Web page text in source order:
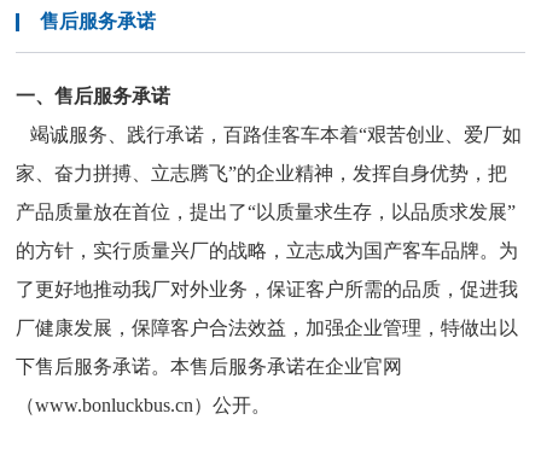
售后服务承诺
一、售后服务承诺
竭诚服务、践行承诺，百路佳客车本着“艰苦创业、爱厂如
家、奋力拼搏、立志腾飞”的企业精神，发挥自身优势，把
产品质量放在首位，提出了“以质量求生存，以品质求发展”
的方针，实行质量兴厂的战略，立志成为国产客车品牌。为
了更好地推动我厂对外业务，保证客户所需的品质，促进我
厂健康发展，保障客户合法效益，加强企业管理，特做出以
下售后服务承诺。本售后服务承诺在企业官网
（www.bonluckbus.cn）公开。